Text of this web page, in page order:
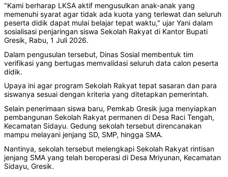
"Kami berharap LKSA aktif mengusulkan anak-anak yang
memenuhi syarat agar tidak ada kuota yang terlewat dan seluruh
peserta didik dapat mulai belajar tepat waktu," ujar Yani dalam
sosialisasi penjaringan siswa Sekolah Rakyat di Kantor Bupati
Gresik, Rabu, 1 Juli 2026.
Dalam pengusulan tersebut, Dinas Sosial membentuk tim
verifikasi yang bertugas memvalidasi seluruh data calon peserta
didik.
Upaya ini agar program Sekolah Rakyat tepat sasaran dan para
siswanya sesuai dengan kriteria yang ditetapkan pemerintah.
Selain penerimaan siswa baru, Pemkab Gresik juga menyiapkan
pembangunan Sekolah Rakyat permanen di Desa Raci Tengah,
Kecamatan Sidayu. Gedung sekolah tersebut direncanakan
mampu melayani jenjang SD, SMP, hingga SMA.
Nantinya, sekolah tersebut melengkapi Sekolah Rakyat rintisan
jenjang SMA yang telah beroperasi di Desa Mriyunan, Kecamatan
Sidayu, Gresik.